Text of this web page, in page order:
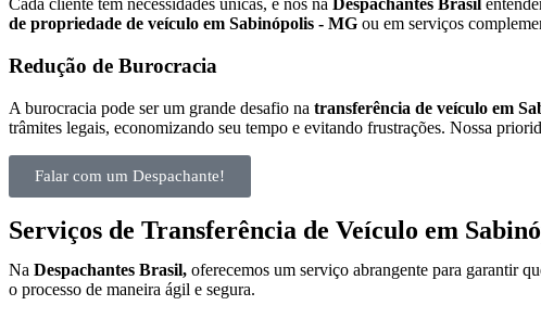
Cada cliente tem necessidades únicas, e nós na Despachantes Brasil
de propriedade de veículo em Sabinópolis - MG ou em serviços
Redução de Burocracia
A burocracia pode ser um grande desafio na transferência de veículo em
trâmites legais, economizando seu tempo e evitando frustrações. Nossa
Falar com um Despachante!
Serviços de Transferência de Veículo em
Na Despachantes Brasil, oferecemos um serviço abrangente para garantir
o processo de maneira ágil e segura.